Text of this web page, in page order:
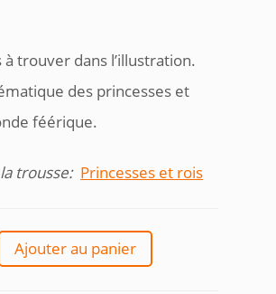
à trouver dans l’illustration.
des princesses et
féérique.
trousse: Princesses et rois
Ajouter au panier